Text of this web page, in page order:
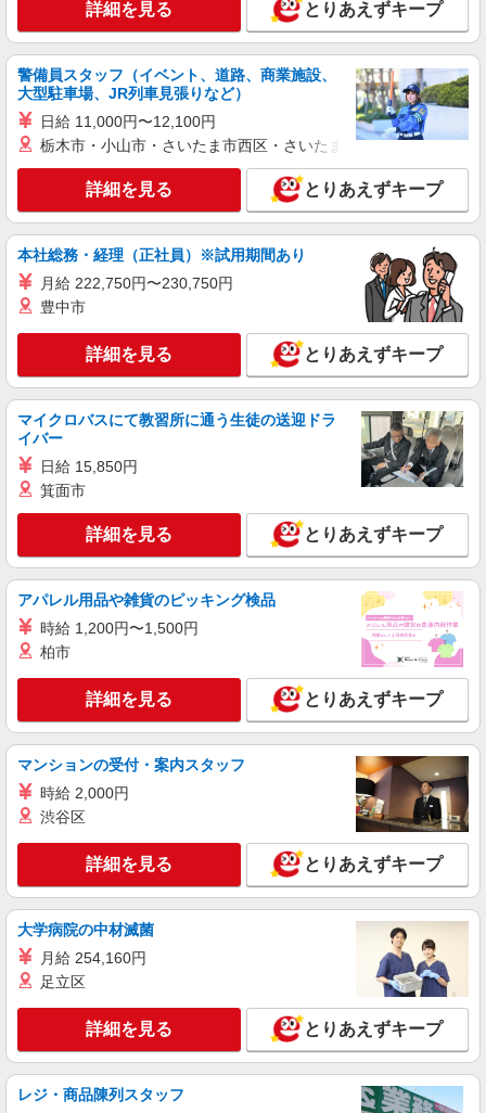
1-16-2
キープ 詳細を見る
パート
ライフ相模原若松店（店舗コード865）
時給1,235円以上 研修中 時給1,235円(研修期間
1ヶ月)
ライフ相模原若松店 神奈川県相模原市南区若
松5-19-5
詳細を見る
ライフminanoba相模原店（店舗コード678）
精肉
時給1,235円以上 日曜祝日 時給1,300円以上 17
ライフminanoba相模原店 神奈川県相模原市南
キープ 詳細を見る
パート
ライフ上鶴間店（店舗コード893）
レジ
17時以降時給+100円
ライフ上鶴間店 神奈川県相模原市南区上鶴間
1-16-2
詳細を見る
アルバイト
ライフ相模原若松店（店舗コード865）
（早朝）荷受け・商品陳列
時給1,235円
ライフ相模原若松店 神奈川県相模原市南区若
松5-19-5
詳細を見る
（早朝）荷受け・商品陳列
詳細を見る とりあえずキープ
警備員スタッフ（イベント、道路、商業施設、
大型駐車場、JR列車見張りなど）
日給 11,000円〜12,100円
栃木市・小山市・さいたま市西区・さいたま市岩槻区・久喜市・
詳細を見る とりあえずキープ
本社総務・経理（正社員）※試用期間あり
月給 222,750円〜230,750円
豊中市
詳細を見る とりあえずキープ
マイクロバスにて教習所に通う生徒の送迎ドラ
イバー
日給 15,850円
箕面市
詳細を見る とりあえずキープ
アパレル用品や雑貨のピッキング検品
時給 1,200円〜1,500円
柏市
詳細を見る とりあえずキープ
マンションの受付・案内スタッフ
時給 2,000円
渋谷区
詳細を見る とりあえずキープ
大学病院の中材滅菌
月給 254,160円
足立区
詳細を見る とりあえずキープ
レジ・商品陳列スタッフ